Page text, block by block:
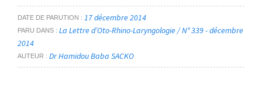
DATE DE PARUTION 17 décembre 2014
PARU DANS
La Lettre d’Oto-Rhino-Laryngologie / N° 339 - décembre
2014
AUTEUR Dr Hamidou Baba SACKO